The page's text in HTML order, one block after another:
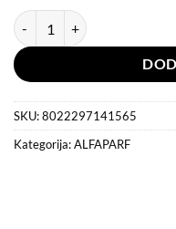
Alfaparf Style & Care
SKU:8022297141565
Kategorija:ALFAPARF